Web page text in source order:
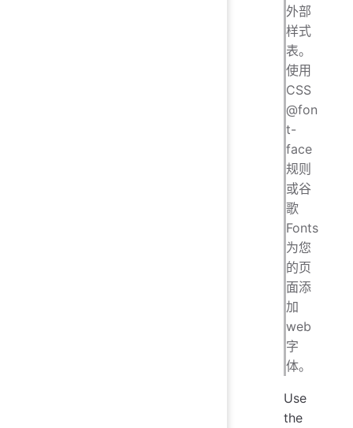
外部
样式
表。
使用
CSS
@fon
t-
face
规则
或谷
歌
Fonts
为您
的页
面添
加
web
字
体。
Use
the